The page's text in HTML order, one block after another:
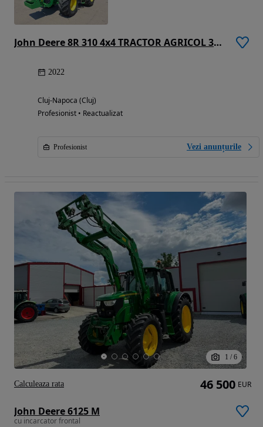
John Deere 8R 310 4x4 TRACTOR AGRICOL 310 CP
2022
Cluj-Napoca (Cluj)
Profesionist • Reactualizat
Profesionist Vezi anunțurile
1 / 6
John Deere 6125 M
cu incarcator frontal
46 500 EUR
Calculeaza rata